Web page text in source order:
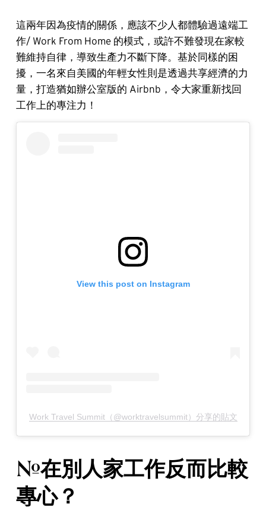
這兩年因為疫情的關係，應該不少人都體驗過遠端工
作/ Work From Home 的模式，或許不難發現在家較
難維持自律，導致生產力不斷下降。基於同樣的困
擾，一名來自美國的年輕女性則是透過共享經濟的力
量，打造猶如辦公室版的 Airbnb，令大家重新找回
工作上的專注力！
View this post on Instagram
Work Travel Summit（@worktravelsummit）分享的貼文
#在別人家工作反而比較
專心？